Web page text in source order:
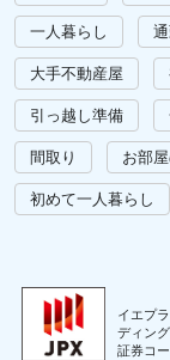
一人暮らし
大手不動産屋
引っ越し準備
間取り お部
初めて一人暮らし
イエプ
ディン
証券コ